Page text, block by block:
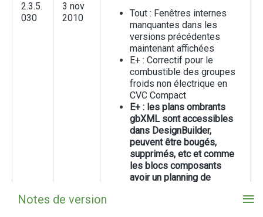
2.3.5.
030
3 nov
2010
Tout : Fenêtres internes
manquantes dans les
versions précédentes
maintenant affichées
E+ : Correctif pour le
combustible des groupes
froids non électrique en
CVC Compact
E+ : les plans ombrants
gbXML sont accessibles
dans DesignBuilder,
peuvent être bougés,
supprimés, etc et comme
les blocs composants
avoir un planning de
Notes de version ≡